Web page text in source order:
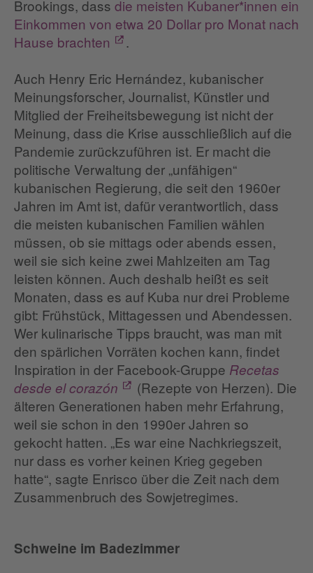
Brookings, dass die meisten Kubaner*innen ein
Einkommen von etwa 20 Dollar pro Monat nach
Hause brachten
.
Auch Henry Eric Hernández, kubanischer
Meinungsforscher, Journalist, Künstler und
Mitglied der Freiheitsbewegung ist nicht der
Meinung, dass die Krise ausschließlich auf die
Pandemie zurückzuführen ist. Er macht die
politische Verwaltung der „unfähigen“
kubanischen Regierung, die seit den 1960er
Jahren im Amt ist, dafür verantwortlich, dass
die meisten kubanischen Familien wählen
müssen, ob sie mittags oder abends essen,
weil sie sich keine zwei Mahlzeiten am Tag
leisten können. Auch deshalb heißt es seit
Monaten, dass es auf Kuba nur drei Probleme
gibt: Frühstück, Mittagessen und Abendessen.
Wer kulinarische Tipps braucht, was man mit
den spärlichen Vorräten kochen kann, findet
Inspiration in der Facebook-Gruppe Recetas
desde el corazón
(Rezepte von Herzen). Die
älteren Generationen haben mehr Erfahrung,
weil sie schon in den 1990er Jahren so
gekocht hatten. „Es war eine Nachkriegszeit,
nur dass es vorher keinen Krieg gegeben
hatte“, sagte Enrisco über die Zeit nach dem
Zusammenbruch des Sowjetregimes.
Schweine im Badezimmer